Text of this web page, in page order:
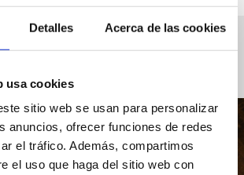
Detalles Acerca de las cookies
usa cookies
sitio web se usan para personalizar
anuncios, ofrecer funciones de redes
el tráfico. Además, compartimos
el uso que haga del sitio web con